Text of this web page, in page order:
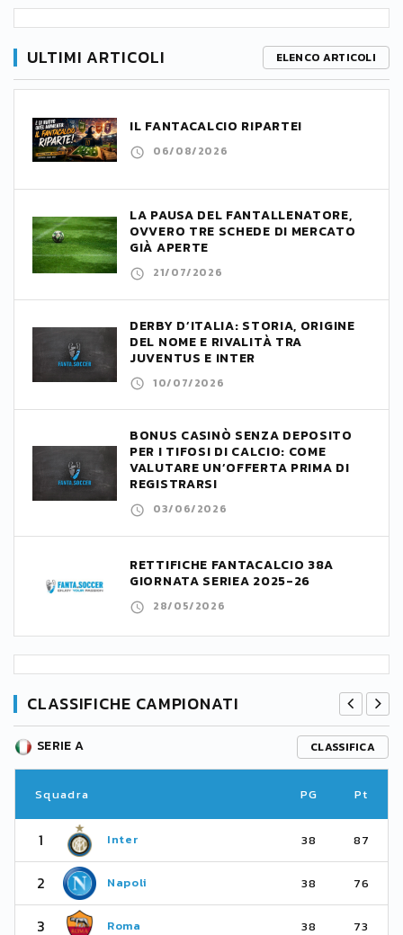
ULTIMI ARTICOLI ELENCO ARTICOLI
IL FANTACALCIO RIPARTE!
06/08/2026
LA PAUSA DEL FANTALLENATORE,
OVVERO TRE SCHEDE DI MERCATO
GIÀ APERTE
21/07/2026
DERBY D’ITALIA: STORIA, ORIGINE
DEL NOME E RIVALITÀ TRA
JUVENTUS E INTER
10/07/2026
BONUS CASINÒ SENZA DEPOSITO
PER I TIFOSI DI CALCIO: COME
VALUTARE UN’OFFERTA PRIMA DI
REGISTRARSI
03/06/2026
RETTIFICHE FANTACALCIO 38A
GIORNATA SERIEA 2025-26
28/05/2026
CLASSIFICHE CAMPIONATI
SERIE A CLASSIFICA
Squadra PG Pt
1 Inter 38 87
2 Napoli 38 76
3 Roma 38 73